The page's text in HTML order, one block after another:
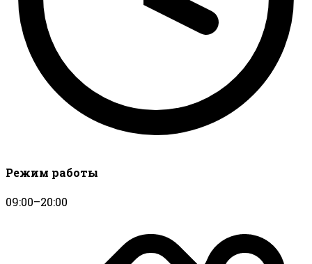
Режим работы
09:00–20:00